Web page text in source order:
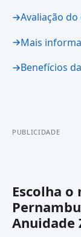
Avaliação
Mais
Benefícios
PUBLICIDADE
Escolha
Anuidade